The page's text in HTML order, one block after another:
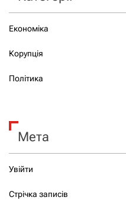
Економіка
Корупція
Політика
Мета
Увійти
Стрічка записів